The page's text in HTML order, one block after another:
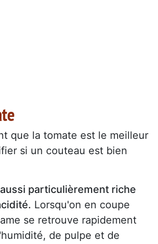
que la tomate est le meilleur
si un couteau est bien
particulièrement riche
Lorsqu'on en coupe
se retrouve rapidement
de pulpe et de